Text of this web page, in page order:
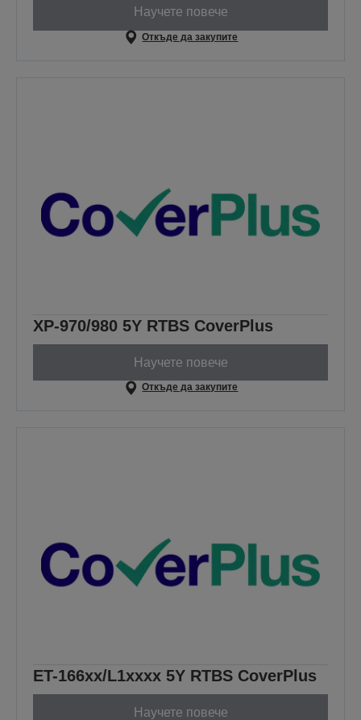
Научете повече
Откъде да закупите
XP-970/980 5Y RTBS CoverPlus
Научете повече
Откъде да закупите
ET-166xx/L1xxxx 5Y RTBS CoverPlus
Научете повече